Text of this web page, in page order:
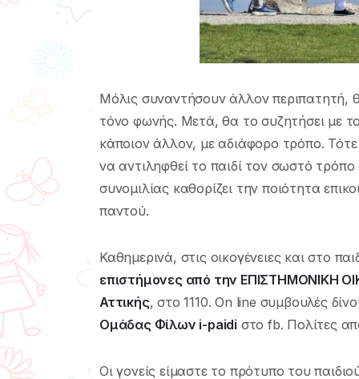
Μόλις συναντήσουν άλλον περιπατητή,
τόνο φωνής. Μετά, θα το συζητήσει με
κάποιον άλλον, με αδιάφορο τρόπο.
να αντιληφθεί το παιδί τον σωστό
συνομιλίας καθορίζει την ποιότητα
παντού.
Καθημερινά, στις οικογένειες και στο
επιστήμονες από την ΕΠΙΣΤΗΜΟΝΙΚΗ
Αττικής, στο 1110. Οn line συμβουλές
Ομάδας Φίλων i-paidi στο fb. Πολίτες
Οι γονείς είμαστε το πρότυπο του